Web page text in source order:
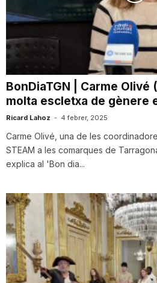
i
u
t
a
t
d
e
BonDiaTGN | Carme Olivé
molta escletxa de gènere
Ricard Lahoz - 4 febrer, 2025
Carme Olivé, una de les
STEAM a les comarques de
explica al 'Bon dia...